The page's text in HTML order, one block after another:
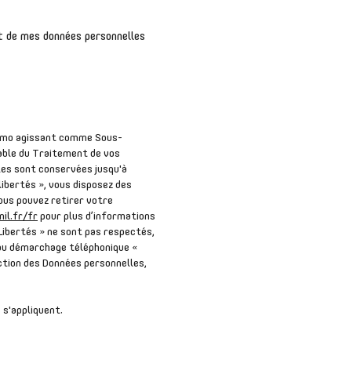
mes données personnelles
agissant comme Sous-
du Traitement de vos
sont conservées jusqu'à
», vous disposez des
pouvez retirer votre
fr pour plus d’informations
» ne sont pas respectés,
démarchage téléphonique «
des Données personnelles,
s'appliquent.